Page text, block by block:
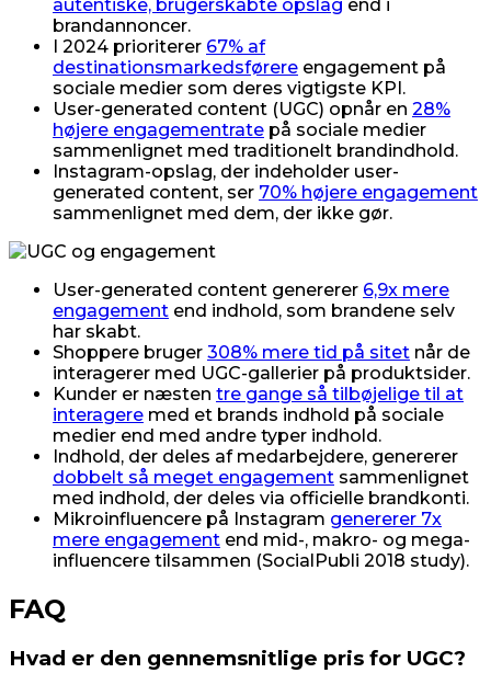
autentiske, brugerskabte opslag end i
brandannoncer.
I 2024 prioriterer 67% af
destinationsmarkedsførere engagement på
sociale medier som deres vigtigste KPI.
User-generated content (UGC) opnår en 28%
højere engagementrate på sociale medier
sammenlignet med traditionelt brandindhold.
Instagram-opslag, der indeholder user-
generated content, ser 70% højere engagement
sammenlignet med dem, der ikke gør.
User-generated content genererer 6,9x mere
engagement end indhold, som brandene selv
har skabt.
Shoppere bruger 308% mere tid på sitet når de
interagerer med UGC-gallerier på produktsider.
Kunder er næsten tre gange så tilbøjelige til at
interagere med et brands indhold på sociale
medier end med andre typer indhold.
Indhold, der deles af medarbejdere, genererer
dobbelt så meget engagement sammenlignet
med indhold, der deles via officielle brandkonti.
Mikroinfluencere på Instagram genererer 7x
mere engagement end mid-, makro- og mega-
influencere tilsammen (SocialPubli 2018 study).
FAQ
Hvad er den gennemsnitlige pris for UGC?